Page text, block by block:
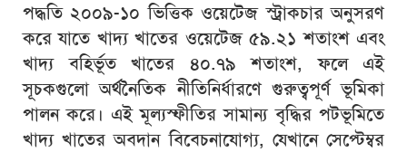
পদ্ধতি ২০০৯-১০ ভিত্তিক ওয়েটেজ স্ট্রাকচার অনুসরণ
করে যাতে খাদ্য খাতের ওয়েটেজ ৫৯.২১ শতাংশ এবং
খাদ্য বহির্ভূত খাতের ৪০.৭৯ শতাংশ, ফলে এই
সূচকগুলো অর্থনৈতিক নীতিনির্ধারণে গুরুত্বপূর্ণ ভূমিকা
পালন করে। এই মূল্যস্ফীতির সামান্য বৃদ্ধির পটভূমিতে
খাদ্য খাতের অবদান বিবেচনাযোগ্য, যেখানে সেপ্টেম্বর